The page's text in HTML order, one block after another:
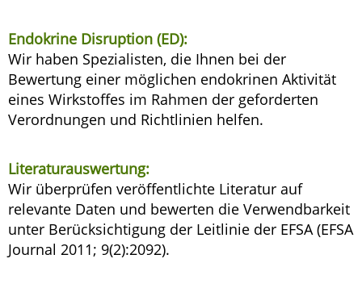
Endokrine Disruption (ED):
Wir haben Spezialisten, die Ihnen bei der
Bewertung einer möglichen endokrinen Aktivität
eines Wirkstoffes im Rahmen der geforderten
Verordnungen und Richtlinien helfen.
Literaturauswertung:
Wir überprüfen veröffentlichte Literatur auf
relevante Daten und bewerten die Verwendbarkeit
unter Berücksichtigung der Leitlinie der EFSA (EFSA
Journal 2011; 9(2):2092).